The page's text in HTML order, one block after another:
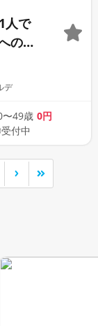
人で
の婚
デ
〜49歳 0円
付中